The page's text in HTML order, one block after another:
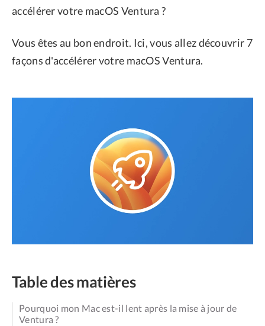
accélérer votre macOS Ventura ?
Vous êtes au bon endroit. Ici, vous allez découvrir 7
façons d'accélérer votre macOS Ventura.
Table des matières
Pourquoi mon Mac est-il lent après la mise à jour de
Ventura ?